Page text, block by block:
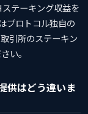
テーキング収益を
プロトコル独自の
引所のステーキン
い。
供はどう違いま